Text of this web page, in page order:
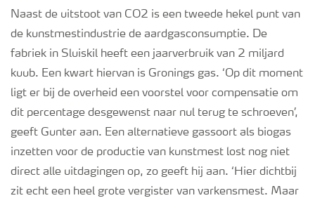
Naast de uitstoot van CO2 is een tweede hekel punt van
de kunstmestindustrie de aardgasconsumptie. De
fabriek in Sluiskil heeft een jaarverbruik van 2 miljard
kuub. Een kwart hiervan is Gronings gas. ‘Op dit moment
ligt er bij de overheid een voorstel voor compensatie om
dit percentage desgewenst naar nul terug te schroeven’,
geeft Gunter aan. Een alternatieve gassoort als biogas
inzetten voor de productie van kunstmest lost nog niet
direct alle uitdagingen op, zo geeft hij aan. ‘Hier dichtbij
zit echt een heel grote vergister van varkensmest. Maar